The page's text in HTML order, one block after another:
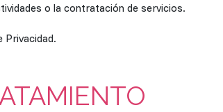
o la contratación de servicios.
Privacidad.